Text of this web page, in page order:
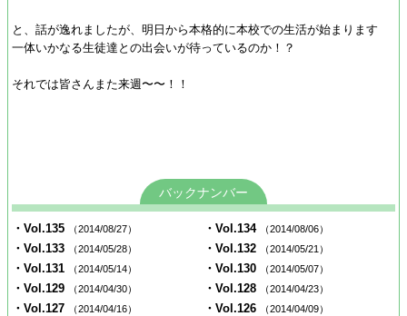
と、話が逸れましたが、明日から本格的に本校での生活が始まります
一体いかなる生徒達との出会いが待っているのか！？
それでは皆さんまた来週〜〜！！
バックナンバー
・Vol.135 （2014/08/27） ・Vol.134 （2014/08/06）
・Vol.133 （2014/05/28） ・Vol.132 （2014/05/21）
・Vol.131 （2014/05/14） ・Vol.130 （2014/05/07）
・Vol.129 （2014/04/30） ・Vol.128 （2014/04/23）
・Vol.127 （2014/04/16） ・Vol.126 （2014/04/09）